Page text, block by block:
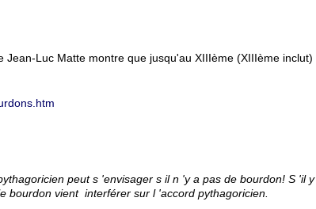
Jean-Luc Matte montre que jusqu'au XIIIème (XIIIème
peut s 'envisager s il n 'y a pas de bourdon! S 'il
bourdon vient interférer sur l 'accord pythagoricien.